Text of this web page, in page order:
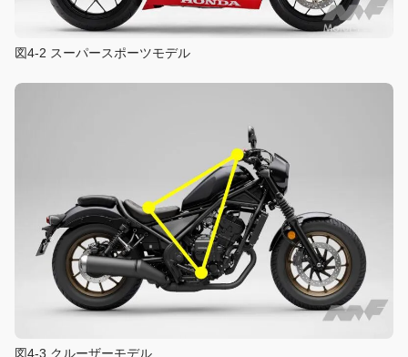
図4-2 スーパースポーツモデル
図4-3 クルーザーモデル